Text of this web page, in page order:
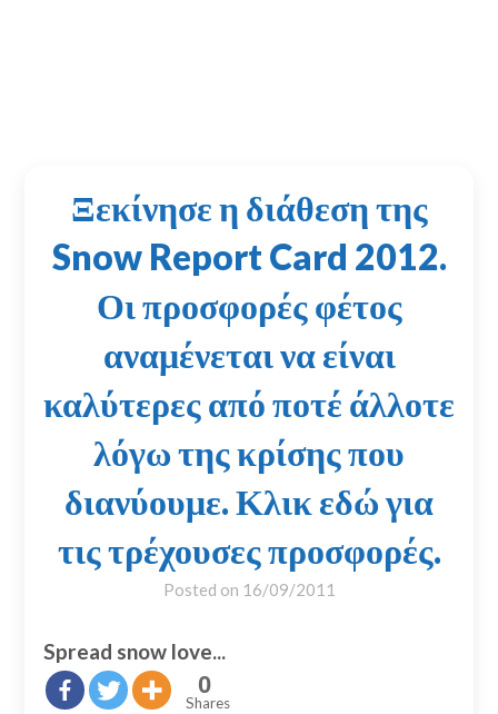
Ξεκίνησε η διάθεση της
Snow Report Card 2012.
Οι προσφορές φέτος
αναμένεται να είναι
καλύτερες από ποτέ άλλοτε
λόγω της κρίσης που
διανύουμε. Κλικ εδώ για
τις τρέχουσες προσφορές.
Posted on 16/09/2011
Spread snow love...
0
Shares